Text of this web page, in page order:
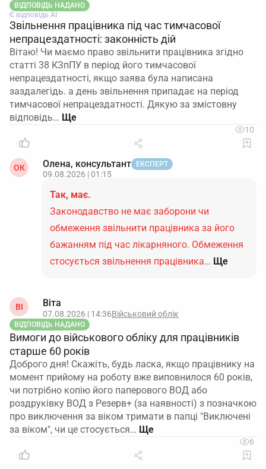
ВІДПОВІДЬ НАДАНО
Є відповідь АІ
Звільнення працівника під час тимчасової
непрацездатності: законність дій
Вітаю! Чи маємо право звільнити працівника згідно
статті 38 КЗпПУ в період його тимчасової
непрацездатності, якщо заява була написана
заздалегідь. а день звільнення припадає на період
тимчасової непрацездатності. Дякую за змістовну
відповідь…
10
ОК Олена, консультант ЕКСПЕРТ
09.08.2026 | 01:15
Так, має.
Законодавство не має заборони чи
обмеження звільнити працівника за його
бажанням під час лікарняного. Обмеження
стосується звільнення працівника… Ще
ВІ Віта
07.08.2026 | 14:36Військовий облік
ВІДПОВІДЬ НАДАНО
Вимоги до військового обліку для працівників
старше 60 років
Доброго дня! Скажіть, будь ласка, якщо працівнику на
момент прийому на роботу вже виповнилося 60 років,
чи потрібно копію його паперового ВОД або
роздруківку ВОД з Резерв+ (за наявності) з позначкою
про виключення за віком тримати в папці "Виключені
за віком", чи це стосується…
6